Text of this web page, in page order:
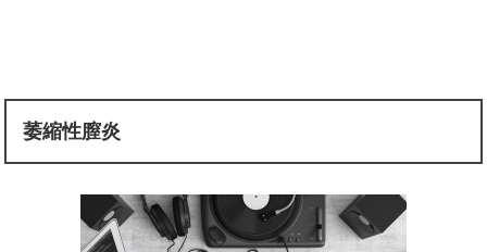
萎縮性膣炎